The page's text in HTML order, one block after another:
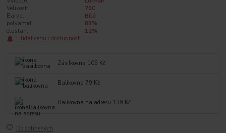
Velikost:
70C
Barva:
Bílá
polyamid:
88%
elastan:
12%
Hlídat cenu / dostupnost
Zásilkovna 105 Kč
Balíkovna 79 Kč
Balíkovna na adresu 139 Kč
Do oblíbených